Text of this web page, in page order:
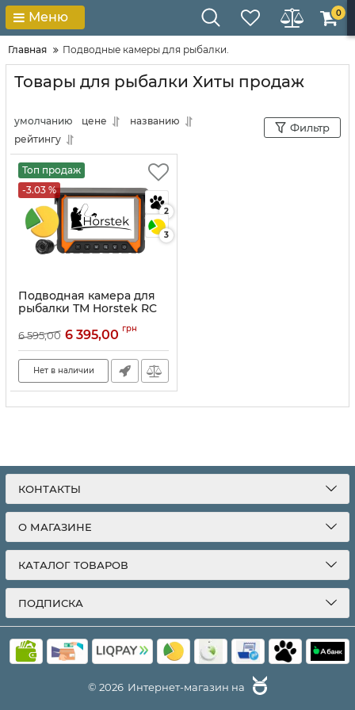
Меню 0
Главная Подводные камеры для рыбалки.
Товары для рыбалки Хиты продаж
умолчанию цене
названию
рейтингу
Фильтр
Топ продаж
-3.03 %
2
3
Подводная камера для
рыбалки ТМ Horstek RC
Артикул: 10119
6 595,00 6 395,00 грн
Нет в наличии
КОНТАКТЫ
О МАГАЗИНЕ
КАТАЛОГ ТОВАРОВ
ПОДПИСКА
© 2026 Интернет-магазин на